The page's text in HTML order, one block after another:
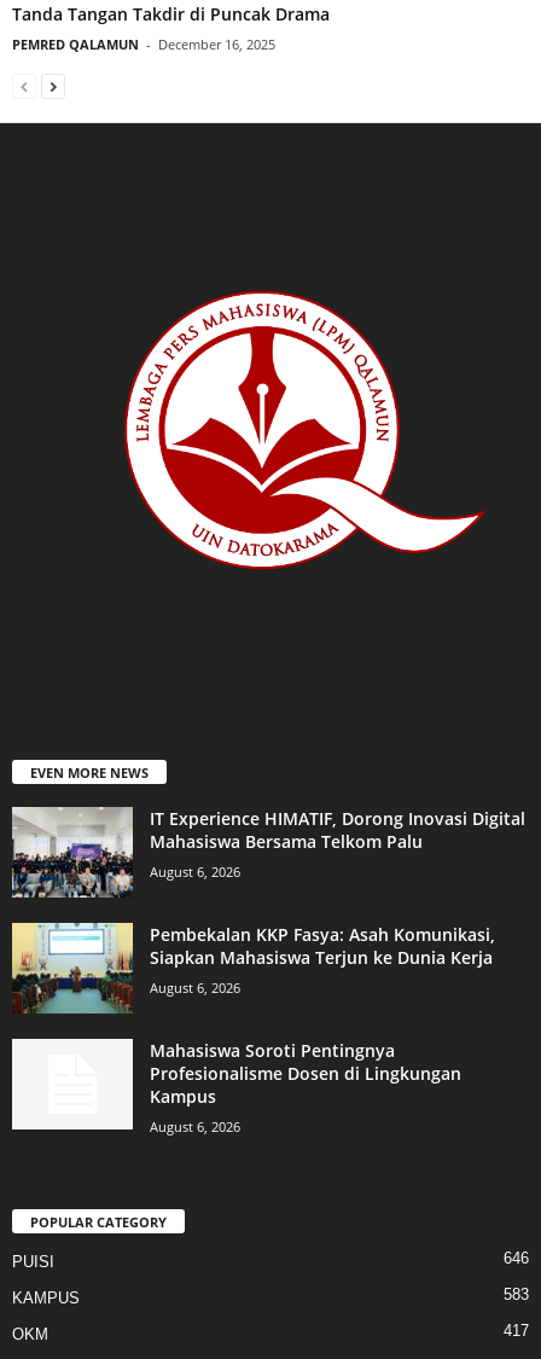
Tanda Tangan Takdir di Puncak Drama
PEMRED QALAMUN - December 16, 2025
EVEN MORE NEWS
IT Experience HIMATIF, Dorong Inovasi Digital
Mahasiswa Bersama Telkom Palu
August 6, 2026
Pembekalan KKP Fasya: Asah Komunikasi,
Siapkan Mahasiswa Terjun ke Dunia Kerja
August 6, 2026
Mahasiswa Soroti Pentingnya
Profesionalisme Dosen di Lingkungan
Kampus
August 6, 2026
POPULAR CATEGORY
PUISI 646
KAMPUS 583
OKM
417